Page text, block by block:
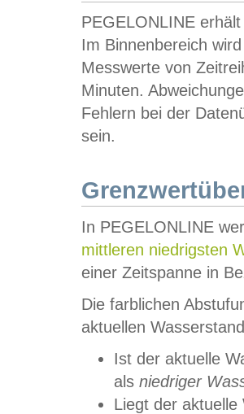
PEGELONLINE
Im Binnenbereich
Messwerte von
Minuten.
Fehlern bei der
sein.
In PEGELONLINE
mittleren niedrigsten
einer Zeitspanne in
Die farblichen
aktuellen
Ist der aktuelle
als niedriger
Liegt der